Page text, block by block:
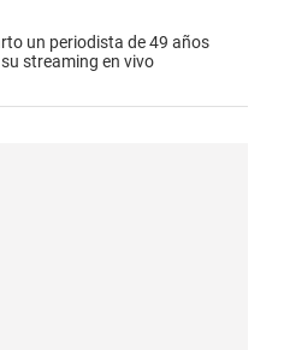
un periodista de 49 años
streaming en vivo